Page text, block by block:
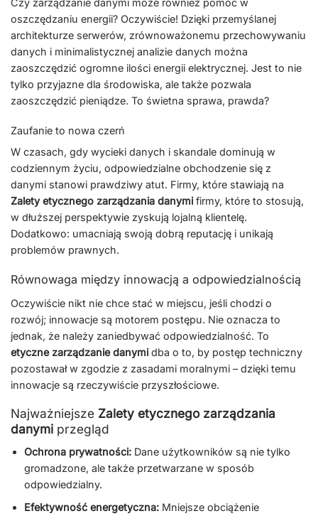
oszczędzaniu energii? Oczywiście! Dzięki przemyślanej
architekturze serwerów, zrównoważonemu przechowywaniu
danych i minimalistycznej analizie danych można
zaoszczędzić ogromne ilości energii elektrycznej. Jest to nie
tylko przyjazne dla środowiska, ale także pozwala
zaoszczędzić pieniądze. To świetna sprawa, prawda?
Zaufanie to nowa czerń
W czasach, gdy wycieki danych i skandale dominują w
codziennym życiu, odpowiedzialne obchodzenie się z
danymi stanowi prawdziwy atut. Firmy, które stawiają na
Zalety etycznego zarządzania danymifirmy, które to stosują,
w dłuższej perspektywie zyskują lojalną klientelę.
Dodatkowo: umacniają swoją dobrą reputację i unikają
problemów prawnych.
Równowaga między innowacją a odpowiedzialnością
Oczywiście nikt nie chce stać w miejscu, jeśli chodzi o
rozwój; innowacje są motorem postępu. Nie oznacza to
jednak, że należy zaniedbywać odpowiedzialność. To
etyczne zarządzanie danymidba o to, by postęp techniczny
pozostawał w zgodzie z zasadami moralnymi – dzięki temu
innowacje są rzeczywiście przyszłościowe.
Najważniejsze Zalety etycznego zarządzania
danymi przegląd
Ochrona prywatności:Dane użytkowników są nie tylko
gromadzone, ale także przetwarzane w sposób
odpowiedzialny.
Efektywność energetyczna:Mniejsze obciążenie